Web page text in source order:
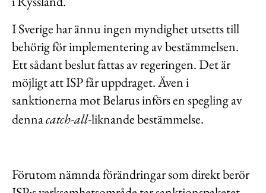
I Sverige har ännu ingen myndighet utsetts till
behörig för implementering av bestämmelsen.
Ett sådant beslut fattas av regeringen. Det är
möjligt att ISP får uppdraget. Även i
sanktionerna mot Belarus införs en spegling av
dennacatch-all-liknande bestämmelse.
Förutom nämnda förändringar som direkt berör